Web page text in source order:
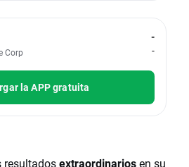
Corp
-
-
la APP gratuita
resultadosextraordinariosen su